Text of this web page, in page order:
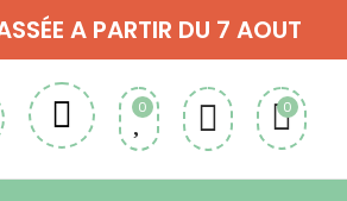
A PARTIR DU 7 AOUT
0 0